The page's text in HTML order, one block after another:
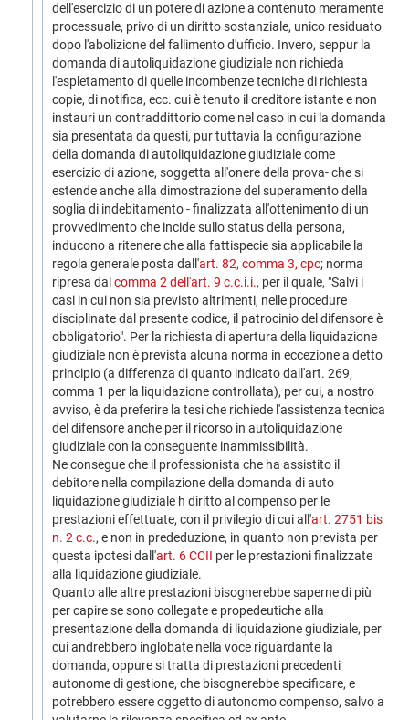
dell'esercizio di un potere di azione a contenuto meramente
processuale, privo di un diritto sostanziale, unico residuato
dopo l'abolizione del fallimento d'ufficio. Invero, seppur la
domanda di autoliquidazione giudiziale non richieda
l'espletamento di quelle incombenze tecniche di richiesta
copie, di notifica, ecc. cui è tenuto il creditore istante e non
instauri un contraddittorio come nel caso in cui la domanda
sia presentata da questi, pur tuttavia la configurazione
della domanda di autoliquidazione giudiziale come
esercizio di azione, soggetta all'onere della prova- che si
estende anche alla dimostrazione del superamento della
soglia di indebitamento - finalizzata all'ottenimento di un
provvedimento che incide sullo status della persona,
inducono a ritenere che alla fattispecie sia applicabile la
regola generale posta dall'art. 82, comma 3, cpc; norma
ripresa dal comma 2 dell'art. 9 c.c.i.i., per il quale, "Salvi i
casi in cui non sia previsto altrimenti, nelle procedure
disciplinate dal presente codice, il patrocinio del difensore è
obbligatorio". Per la richiesta di apertura della liquidazione
giudiziale non è prevista alcuna norma in eccezione a detto
principio (a differenza di quanto indicato dall'art. 269,
comma 1 per la liquidazione controllata), per cui, a nostro
avviso, è da preferire la tesi che richiede l'assistenza tecnica
del difensore anche per il ricorso in autoliquidazione
giudiziale con la conseguente inammissibilità.
Ne consegue che il professionista che ha assistito il
debitore nella compilazione della domanda di auto
liquidazione giudiziale h diritto al compenso per le
prestazioni effettuate, con il privilegio di cui all'art. 2751 bis
n. 2 c.c., e non in prededuzione, in quanto non prevista per
questa ipotesi dall'art. 6 CCII per le prestazioni finalizzate
alla liquidazione giudiziale.
Quanto alle altre prestazioni bisognerebbe saperne di più
per capire se sono collegate e propedeutiche alla
presentazione della domanda di liquidazione giudiziale, per
cui andrebbero inglobate nella voce riguardante la
domanda, oppure si tratta di prestazioni precedenti
autonome di gestione, che bisognerebbe specificare, e
potrebbero essere oggetto di autonomo compenso, salvo a